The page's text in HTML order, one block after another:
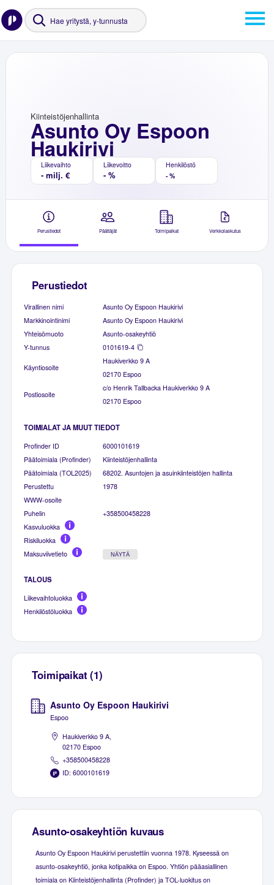
Asunto Oy Espoon
Haukirivi
Kiinteistöjenhallinta
Liikevaihto
- milj. €
Liikevoitto
- %
Henkilöstö
- %
Perustiedot Päättäjät Toimipaikat Verkkolaskutus
Perustiedot
Virallinen nimi
Asunto Oy Espoon Haukirivi
Markkinointinimi
Asunto Oy Espoon Haukirivi
Yhteisömuoto
Asunto-osakeyhtiö
Y-tunnus
0101619-4
Käyntiosoite
Haukiverkko 9 A
02170 Espoo
Postiosoite
c/o Henrik Tallbacka Haukiverkko 9 A
02170 Espoo
TOIMIALAT JA MUUT TIEDOT
Profinder ID
6000101619
Päätoimiala (Profinder)
Kiinteistöjenhallinta
Päätoimiala (TOL2025)
68202. Asuntojen ja asuinkiinteistöjen hallinta
Perustettu
1978
WWW-osoite
Puhelin
+358500458228
Kasvuluokka
Riskiluokka
Maksuviivetieto
NÄYTÄ
TALOUS
Liikevaihtoluokka
Henkilöstöluokka
Toimipaikat (1)
Asunto Oy Espoon Haukirivi
Espoo
Haukiverkko 9 A,
02170 Espoo
+358500458228
ID: 6000101619
Asunto-osakeyhtiön kuvaus
Asunto Oy Espoon Haukirivi perustettiin vuonna 1978. Kyseessä on
asunto-osakeyhtiö, jonka kotipaikka on Espoo. Yhtiön pääasiallinen
toimiala on Kiinteistöjenhallinta (Profinder) ja TOL-luokitus on